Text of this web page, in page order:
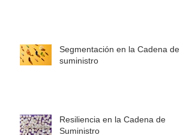
Segmentación en la Cadena de
suministro
Resiliencia en la Cadena de
Suministro